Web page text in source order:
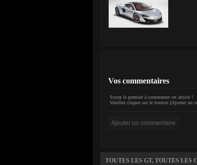
Vos commentaires
Soyez le premier à commenter cet article !
Veuillez cliquer sur le bouton [Ajouter un
TOUTES LES GT, TOUTES LES